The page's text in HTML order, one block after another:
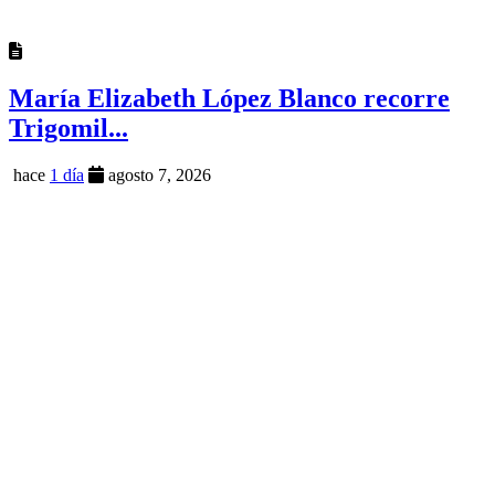
María Elizabeth López Blanco recorre
Trigomil...
hace 1 día agosto 7, 2026